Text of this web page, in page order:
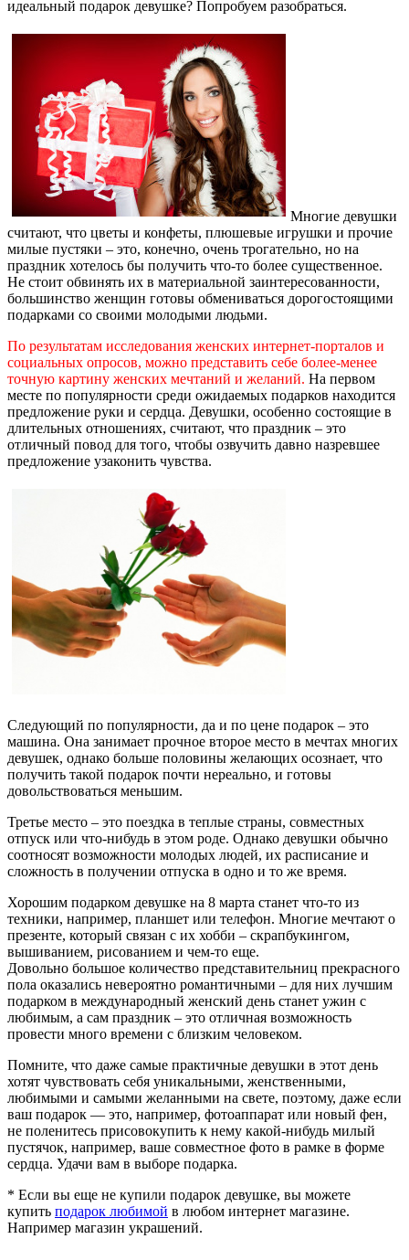
идеальный подарок девушке? Попробуем разобраться.
Многие девушки
считают, что цветы и конфеты, плюшевые игрушки и прочие
милые пустяки – это, конечно, очень трогательно, но на
праздник хотелось бы получить что-то более существенное.
Не стоит обвинять их в материальной заинтересованности,
большинство женщин готовы обмениваться дорогостоящими
подарками со своими молодыми людьми.
По результатам исследования женских интернет-порталов и
социальных опросов, можно представить себе более-менее
точную картину женских мечтаний и желаний. На первом
месте по популярности среди ожидаемых подарков находится
предложение руки и сердца. Девушки, особенно состоящие в
длительных отношениях, считают, что праздник – это
отличный повод для того, чтобы озвучить давно назревшее
предложение узаконить чувства.
Следующий по популярности, да и по цене подарок – это
машина. Она занимает прочное второе место в мечтах многих
девушек, однако больше половины желающих осознает, что
получить такой подарок почти нереально, и готовы
довольствоваться меньшим.
Третье место – это поездка в теплые страны, совместных
отпуск или что-нибудь в этом роде. Однако девушки обычно
соотносят возможности молодых людей, их расписание и
сложность в получении отпуска в одно и то же время.
Хорошим подарком девушке на 8 марта станет что-то из
техники, например, планшет или телефон. Многие мечтают о
презенте, который связан с их хобби – скрапбукингом,
вышиванием, рисованием и чем-то еще.
Довольно большое количество представительниц прекрасного
пола оказались невероятно романтичными – для них лучшим
подарком в международный женский день станет ужин с
любимым, а сам праздник – это отличная возможность
провести много времени с близким человеком.
Помните, что даже самые практичные девушки в этот день
хотят чувствовать себя уникальными, женственными,
любимыми и самыми желанными на свете, поэтому, даже если
ваш подарок — это, например, фотоаппарат или новый фен,
не поленитесь присовокупить к нему какой-нибудь милый
пустячок, например, ваше совместное фото в рамке в форме
сердца. Удачи вам в выборе подарка.
* Если вы еще не купили подарок девушке, вы можете
купить подарок любимой в любом интернет магазине.
Например магазин украшений.